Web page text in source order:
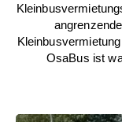
OsaBus ist